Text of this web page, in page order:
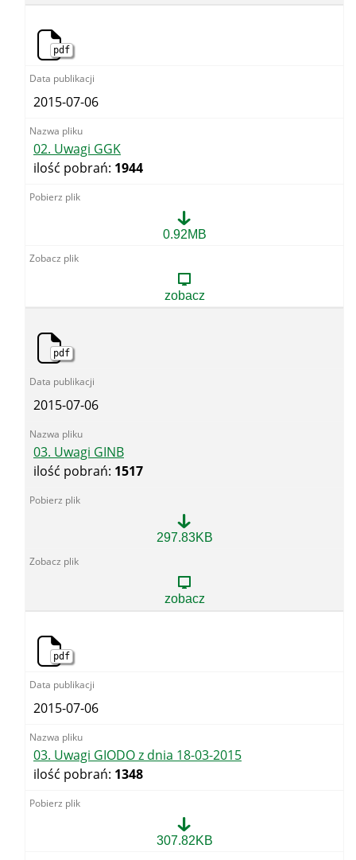
pdf
2015-07-06
02. Uwagi GGK
ilość pobrań: 1944
GGK
0.92MB
zobacz
pdf
2015-07-06
03. Uwagi GINB
ilość pobrań: 1517
GINB
297.83KB
zobacz
pdf
2015-07-06
03. Uwagi GIODO z dnia 18-03-2015
ilość pobrań: 1348
307.82KB